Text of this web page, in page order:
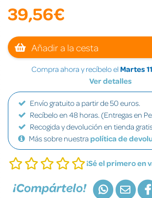
39,56€
Añadir a la cesta
Compra ahora y recíbelo el Martes
Ver detalles
Envío gratuito a partir de 50 euros.
Recíbelo en 48 horas. (Entregas en
Recogida y devolución en tienda
Más sobre nuestra política de
¡Sé el primero en
¡Compártelo!